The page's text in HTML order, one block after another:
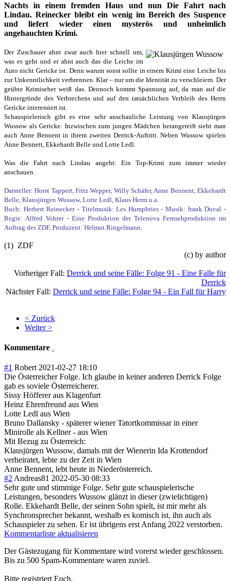
Nachts in einem fremden Haus und nun Die Fahrt nach
Lindau. Reinecker bleibt ein wenig im Bereich des Suspence
und liefert wieder einen mysterös und unheimlich
angehauchten Krimi.
Der Zuschauer ahnt zwar auch hier schnell um,
was es geht und er ahnt auch das die Leiche im
Auto nicht Gericke ist. Denn warum sonst sollte in einem Krimi eine Leiche bis
zur Unkenntlichkeit verbrennen. Klar – nur um die Identität zu verschleiern. Der
geübte Krimiseher weiß das. Dennoch kommt Spannung auf, da man auf die
Hintergründe des Verbrechens und auf den tatsächlichen Verbleib des Herrn
Gericke interessiert ist.
Schauspielerisch gibt es eine sehr anschauliche Leistung von Klausjürgen
Wussow als Gericke. Inzwischen zum jungen Mädchen herangereift sieht man
auch Anne Bennent in ihrem zweiten Derrick-Auftritt. Neben Wussow spielen
Anne Bennett, Ekkehardt Belle und Lotte Ledl.
Was die Fahrt nach Lindau angeht: Ein Top-Krimi zum immer wieder
anschauen.
Darsteller: Horst Tappert, Fritz Wepper, Willy Schäfer, Anne Bennent, Ekkehardt
Belle, Klausjürgen Wussow, Lotte Ledl, Klaus Herm u.a.
Buch: Herbert Reinecker - Titelmusik: Les Humphries - Musik: frank Duval -
Regie: Alfred Vohrer - Eine Produktion der Telenova Fernsehproduktion im
Auftrag des ZDF, Produzent: Helmut Ringelmann.
(1) ZDF
(c) by author
Vorheriger Fall: Derrick und seine Fälle: Folge 91 - Eine Falle für
Derrick
Nächster Fall: Derrick und seine Fälle: Folge 94 - Ein Fall für Harry
< Zurück
Weiter >
Kommentare
#1 Robert 2021-02-27 18:10
Die Österreicher Folge. Ich glaube in keiner anderen Derrick Folge
gab es soviele Österreicherer.
Sissy Höfferer aus Klagenfurt
Heinz Ehrenfreund aus Wien
Lotte Ledl aus Wien
Bruno Dallansky - späterer wiener Tatortkommissar in einer
Minirolle als Kellner - aus Wien
Mit Bezug zu Österreich:
Klausjürgen Wussow, damals mit der Wienerin Ida Krottendorf
verheiratet, lebte zu der Zeit in Wien
Anne Bennent, lebt heute in Niederösterreich.
#2Andreas81 2022-05-30 08:33
Sehr gute und stimmige Folge. Sehr gute schauspielerische
Leistungen, besonders Wussow glänzt in dieser (zwielichtigen)
Rolle. Ekkehardt Belle, der seinen Sohn spielt, ist mir mehr als
Synchronsprecher bekannt, weshalb es komisch ist, ihn auch als
Schauspieler zu sehen. Er ist übrigens erst Anfang 2022 verstorben.
Kommentarliste aktualisieren
Der Gästezugang für Kommentare wird vorerst wieder geschlossen.
Bis zu 500 Spam-Kommentare waren zuviel.
Bitte registriert Euch.